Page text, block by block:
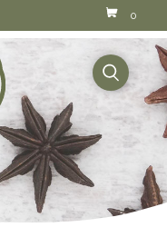
0
buscador